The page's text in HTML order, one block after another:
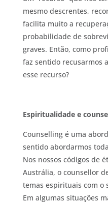
mesmo descrentes,
facilita muito a
probabilidade de
graves. Então, como
faz sentido recusarmos
esse recurso?
Espiritualidade e
Counselling é uma
sentido abordarmos
Nos nossos códigos de
Austrália, o counsellor
temas espirituais com o
Em algumas situações